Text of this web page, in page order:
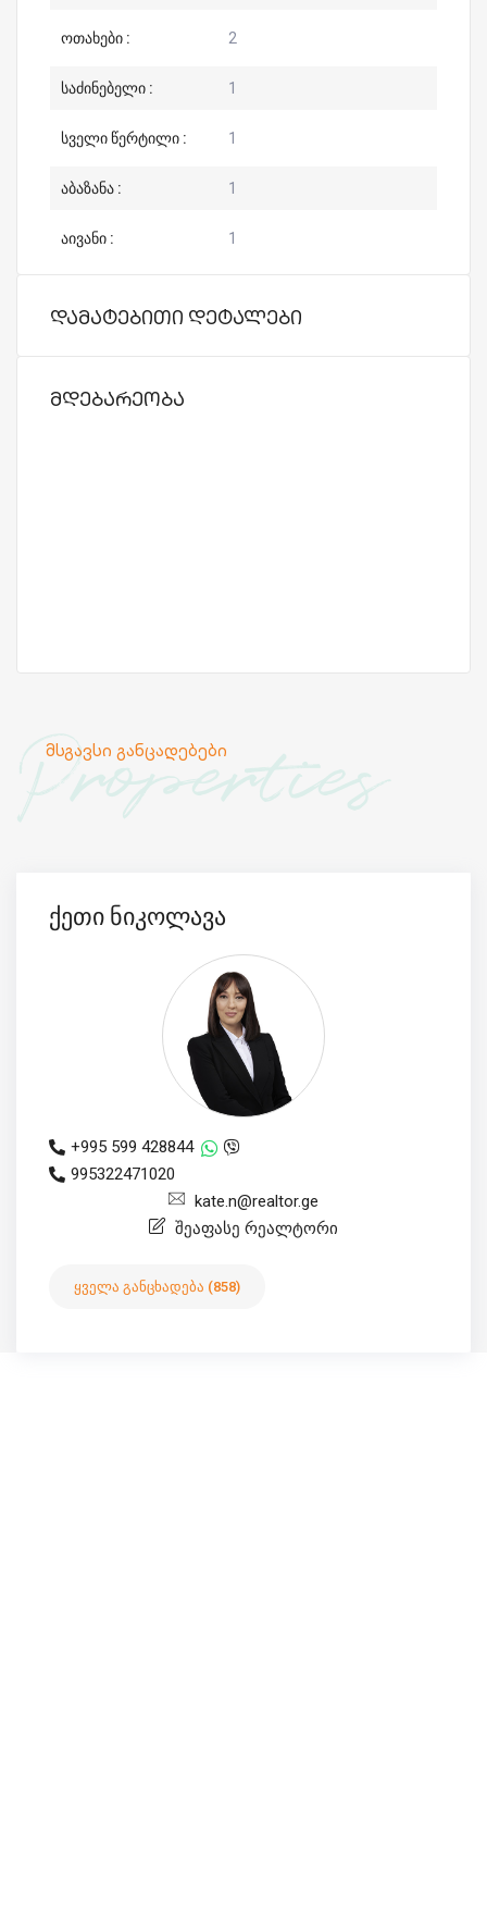
ოთახები : 2
საძინებელი : 1
სველი წერტილი : 1
აბაზანა : 1
აივანი : 1
დამატებითი დეტალები
მდებარეობა
Properties
მსგავსი განცადებები
ქეთი ნიკოლავა
+995 599 428844
995322471020
kate.n@realtor.ge
შეაფასე რეალტორი
ყველა განცხადება (858)